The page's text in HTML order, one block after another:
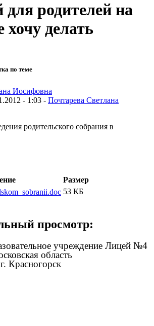
родителей на
делать
по теме
- 1:03 - Почтарева Светлана
родительского собрания в
Размер
53 КБ
просмотр:
учреждение Лицей №4
область
г. Красногорск